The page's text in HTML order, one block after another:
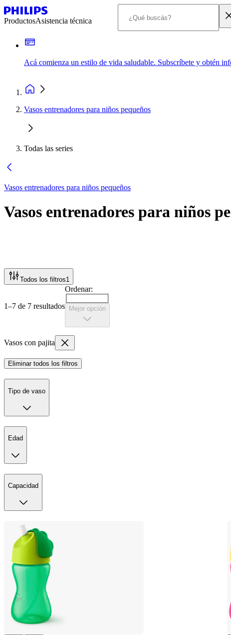
ProductosAsistencia técnica
Acá comienza un estilo de vida saludable. Subscríbete y obtén
Vasos entrenadores para niños pequeños
Todas las series
Vasos entrenadores para niños pequeños
Vasos entrenadores para niños
Todos los filtros1
1–7 de 7 resultados
Ordenar:
Mejor opción
Vasos con pajita
Eliminar todos los filtros
Tipo de vaso
Edad
Capacidad